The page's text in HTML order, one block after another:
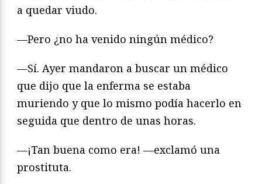
a quedar viudo.
—Pero ¿no ha venido ningún médico?
—Sí. Ayer mandaron a buscar un médico
que dijo que la enferma se estaba
muriendo y que lo mismo podía hacerlo en
seguida que dentro de unas horas.
—¡Tan buena como era! —exclamó una
prostituta.